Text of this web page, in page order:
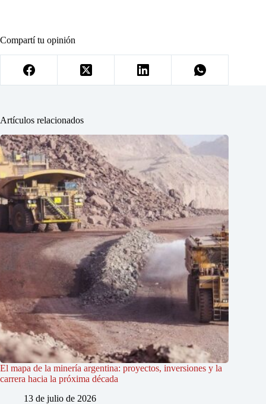
Compartí tu opinión
Artículos relacionados
El mapa de la minería argentina: proyectos, inversiones y la
carrera hacia la próxima década
13 de julio de 2026